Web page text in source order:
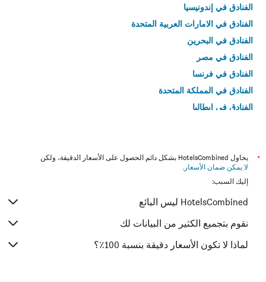
الفنادق في إندونيسيا
الفنادق في الامارات العربية المتحدة
الفنادق في البحرين
الفنادق في مصر
الفنادق في فرنسا
الفنادق في المملكة المتحدة
الفنادق في إيطاليا
*
يحاول HotelsCombined بشكل دائم الحصول على الأسعار الدقيقة، ولكن
لا يمكن ضمان الأسعار .
إليك السبب:
HotelsCombined ليس البائع
نقوم بتجميع الكثير من البيانات لك
لماذا لا تكون الأسعار دقيقة بنسبة 100٪؟